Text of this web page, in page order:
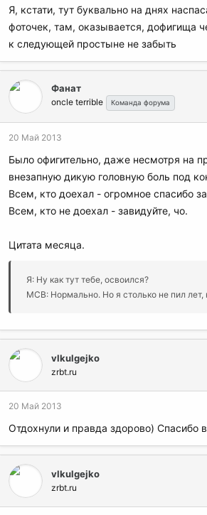
Я, кстати, тут буквально на днях
фоточек, там, оказывается, дофигища
к следующей простыне не забыть
Фанат
oncle terrible Команда форума
20 Май 2013
Было офигительно, даже несмотря на
внезапную дикую головную боль под
Всем, кто доехал - огромное спасибо
Всем, кто не доехал - завидуйте, чо.
Цитата месяца.
Я: Ну как тут тебе, освоился?
MCB: Нормально. Но я столько не пил лет,
vlkulgejko
zrbt.ru
20 Май 2013
Отдохнули и правда здорово) Спасибо
vlkulgejko
zrbt.ru